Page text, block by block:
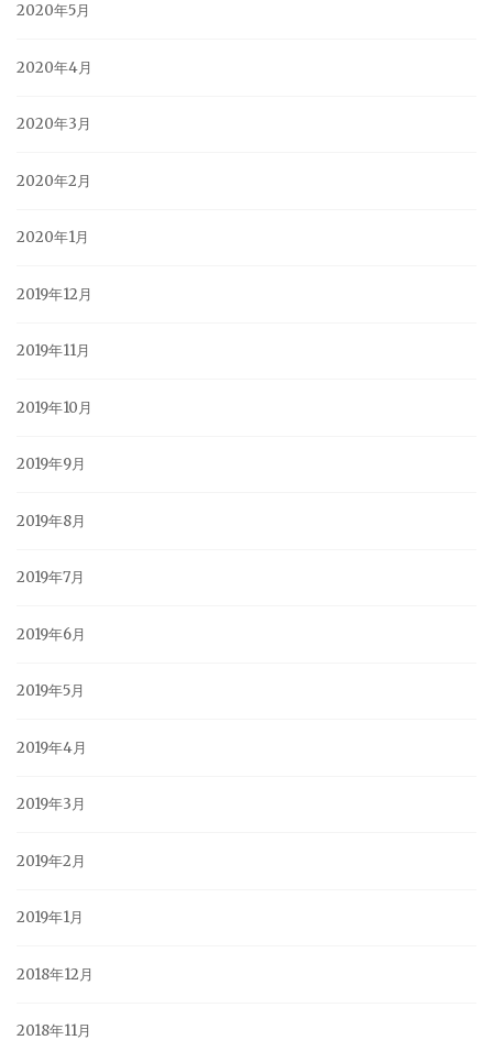
2020年5月
2020年4月
2020年3月
2020年2月
2020年1月
2019年12月
2019年11月
2019年10月
2019年9月
2019年8月
2019年7月
2019年6月
2019年5月
2019年4月
2019年3月
2019年2月
2019年1月
2018年12月
2018年11月